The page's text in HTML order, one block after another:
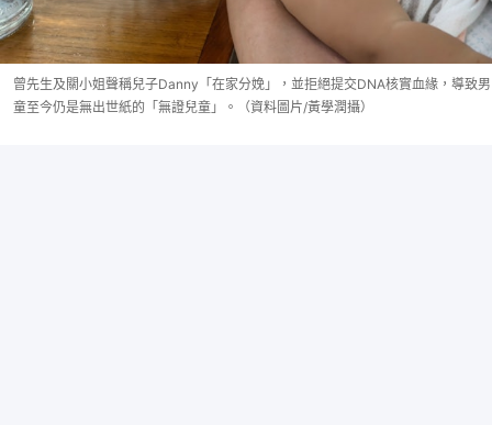
曾先生及關小姐聲稱兒子Danny「在家分娩」，並拒絕提交DNA核實血緣，導致男
童至今仍是無出世紙的「無證兒童」。（資料圖片/黃學潤攝）